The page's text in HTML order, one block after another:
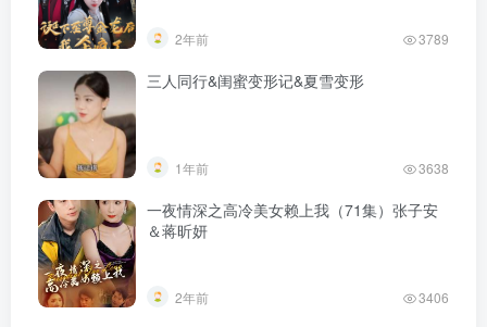
2年前 3789
三人同行&闺蜜变形记&夏雪变形
1年前 3638
一夜情深之高冷美女赖上我（71集）张子安
＆蒋昕妍
2年前 3406